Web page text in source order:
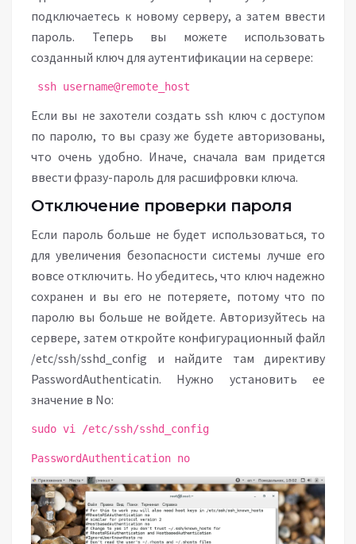
подключаетесь к новому серверу, а затем ввести
пароль. Теперь вы можете использовать
созданный ключ для аутентификации на сервере:
ssh username@remote_host
Если вы не захотели создать ssh ключ с доступом
по паролю, то вы сразу же будете авторизованы,
что очень удобно. Иначе, сначала вам придется
ввести фразу-пароль для расшифровки ключа.
Отключение проверки пароля
Если пароль больше не будет использоваться, то
для увеличения безопасности системы лучше его
вовсе отключить. Но убедитесь, что ключ надежно
сохранен и вы его не потеряете, потому что по
паролю вы больше не войдете. Авторизуйтесь на
сервере, затем откройте конфигурационный файл
/etc/ssh/sshd_config и найдите там директиву
PasswordAuthenticatin. Нужно установить ее
значение в No:
sudo vi /etc/ssh/sshd_config
PasswordAuthentication no